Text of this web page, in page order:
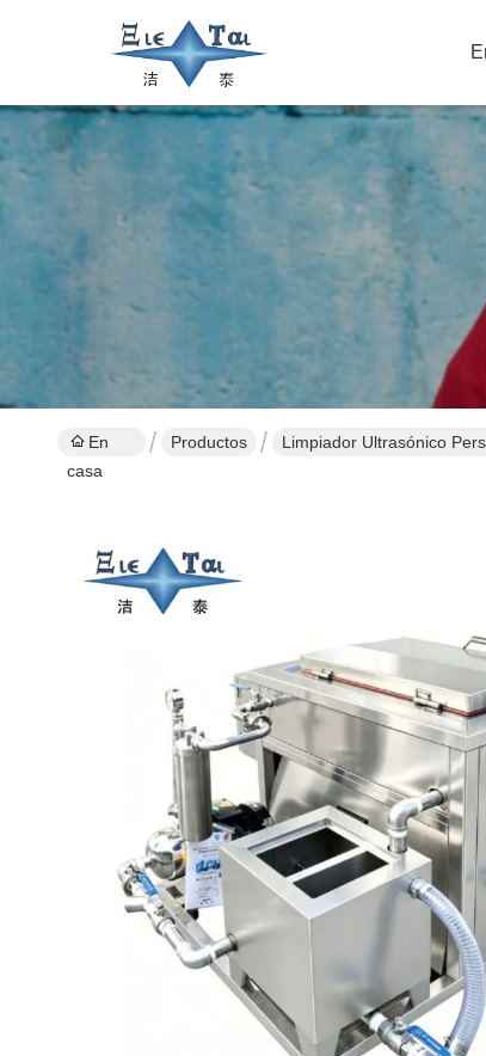
En
casa
Productos Limpiador Ultrasónico